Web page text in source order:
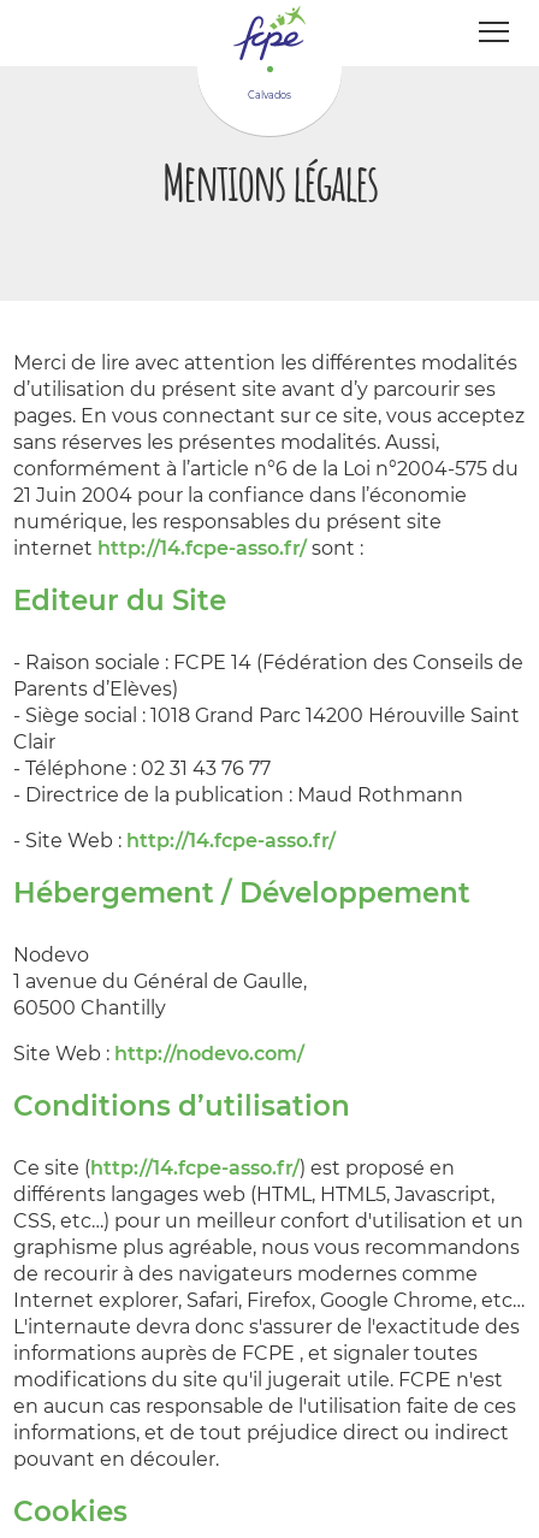
Calvados
Mentions légales
Merci de lire avec attention les différentes modalités
d’utilisation du présent site avant d’y parcourir ses
pages. En vous connectant sur ce site, vous acceptez
sans réserves les présentes modalités. Aussi,
conformément à l’article n°6 de la Loi n°2004-575 du
21 Juin 2004 pour la confiance dans l’économie
numérique, les responsables du présent site
internet http://14.fcpe-asso.fr/sont :
Editeur du Site
- Raison sociale : FCPE 14 (Fédération des Conseils de
Parents d’Elèves)
- Siège social : 1018 Grand Parc 14200 Hérouville Saint
Clair
- Téléphone : 02 31 43 76 77
- Directrice de la publication : Maud Rothmann
- Site Web : http://14.fcpe-asso.fr/
Hébergement / Développement
Nodevo
1 avenue du Général de Gaulle,
60500 Chantilly
Site Web : http://nodevo.com/
Conditions d’utilisation
Ce site (http://14.fcpe-asso.fr/) est proposé en
différents langages web (HTML, HTML5, Javascript,
CSS, etc…) pour un meilleur confort d'utilisation et un
graphisme plus agréable, nous vous recommandons
de recourir à des navigateurs modernes comme
Internet explorer, Safari, Firefox, Google Chrome, etc…
L'internaute devra donc s'assurer de l'exactitude des
informations auprès de FCPE , et signaler toutes
modifications du site qu'il jugerait utile. FCPE n'est
en aucun cas responsable de l'utilisation faite de ces
informations, et de tout préjudice direct ou indirect
pouvant en découler.
Cookies
Panneau de gestion des cookies